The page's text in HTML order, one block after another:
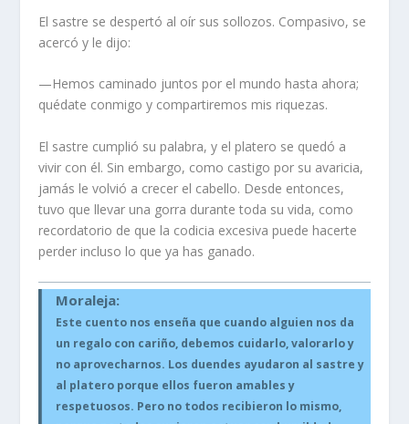
El sastre se despertó al oír sus sollozos. Compasivo, se
acercó y le dijo:
—Hemos caminado juntos por el mundo hasta ahora;
quédate conmigo y compartiremos mis riquezas.
El sastre cumplió su palabra, y el platero se quedó a
vivir con él. Sin embargo, como castigo por su avaricia,
jamás le volvió a crecer el cabello. Desde entonces,
tuvo que llevar una gorra durante toda su vida, como
recordatorio de que la codicia excesiva puede hacerte
perder incluso lo que ya has ganado.
Moraleja:
Este cuento nos enseña que cuando alguien nos da
un regalo con cariño, debemos cuidarlo, valorarlo y
no aprovecharnos. Los duendes ayudaron al sastre y
al platero porque ellos fueron amables y
respetuosos. Pero no todos recibieron lo mismo,